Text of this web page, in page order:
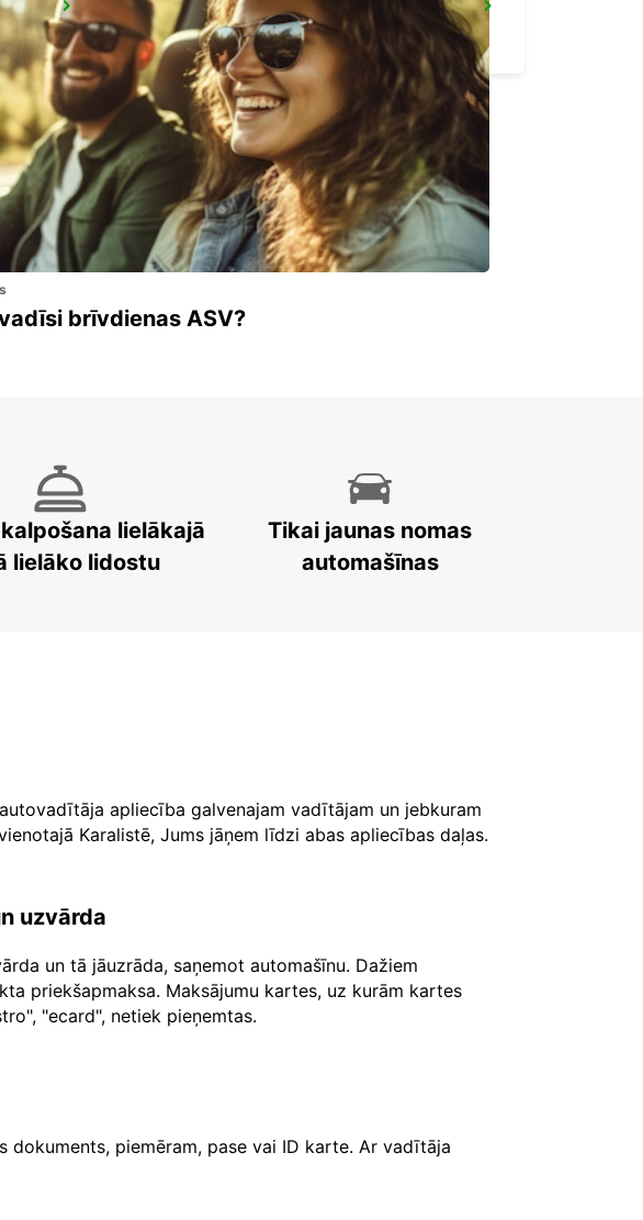
BERLIN LICHTENBERG
BERLIN - GERMANY
brīvdienas ASV?
lielākajā
lielāko lidostu
Tikai jaunas nomas
automašīnas
apliecība galvenajam vadītājam un jebkuram
Karalistē, Jums jāņem līdzi abas apliecības daļas.
uzvārda
un tā jāuzrāda, saņemot automašīnu. Dažiem
priekšapmaksa. Maksājumu kartes, uz kurām kartes
"ecard", netiek pieņemtas.
piemēram, pase vai ID karte. Ar vadītāja